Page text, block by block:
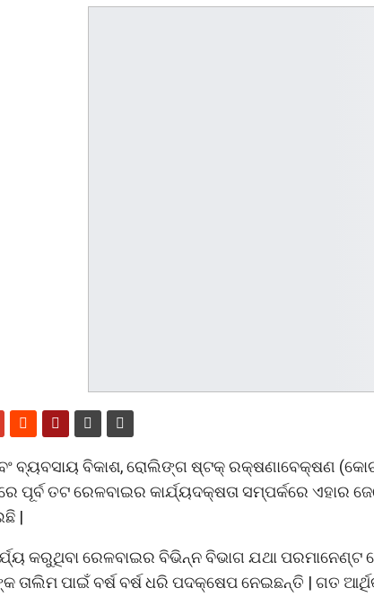
ବ୍ୟବସାୟ ବିକାଶ, ରୋଲିଙ୍ଗ ଷ୍ଟକ୍ ରକ୍ଷଣାବେକ୍ଷଣ
ପୂର୍ବ ତଟ ରେଳବାଇର କାର୍ଯ୍ୟଦକ୍ଷତା ସମ୍ପର୍କରେ ଏହାର
|
କରୁଥିବା ରେଳବାଇର ବିଭିନ୍ନ ବିଭାଗ ଯଥା
ତାଲିମ ପାଇଁ ବର୍ଷ ବର୍ଷ ଧରି ପଦକ୍ଷେପ ନେଇଛନ୍ତି | ଗତ